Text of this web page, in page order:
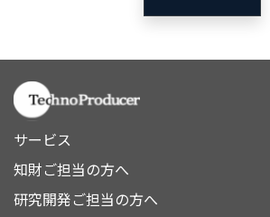
サービス
知財ご担当の方へ
研究開発ご担当の方へ